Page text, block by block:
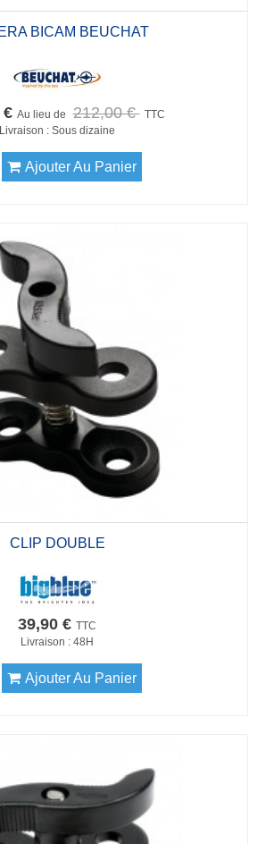
BICAM BEUCHAT
€ Au lieu de 212,00 € TTC
Livraison : Sous dizaine
Ajouter Au Panier
CLIP DOUBLE
39,90 € TTC
Livraison : 48H
Ajouter Au Panier